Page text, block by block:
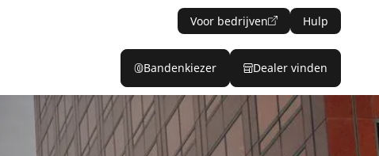
Voor bedrijven Hulp
Bandenkiezer Dealer vinden